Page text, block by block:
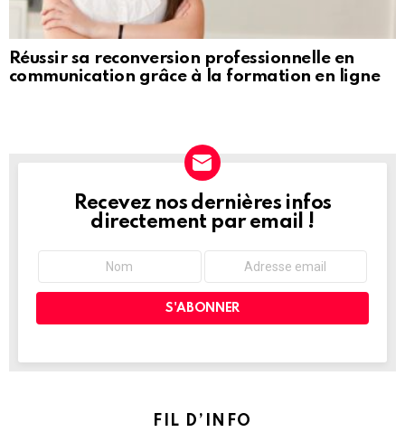
Réussir sa reconversion professionnelle en
communication grâce à la formation en ligne
NEWSLETTER
Recevez nos dernières infos
directement par email !
FIL D’INFO